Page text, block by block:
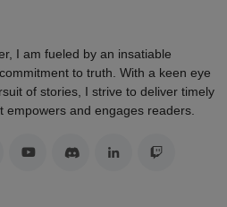
I am fueled by an insatiable
to truth. With a keen eye
of stories, I strive to deliver timely
empowers and engages readers.